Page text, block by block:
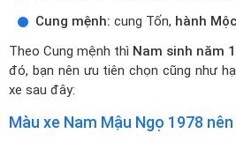
Cung mệnh: cung Tốn, hành Mộc
Theo Cung mệnh thì Nam sinh năm
đó, bạn nên ưu tiên chọn cũng như
xe sau đây:
Màu xe Nam Mậu Ngọ 1978